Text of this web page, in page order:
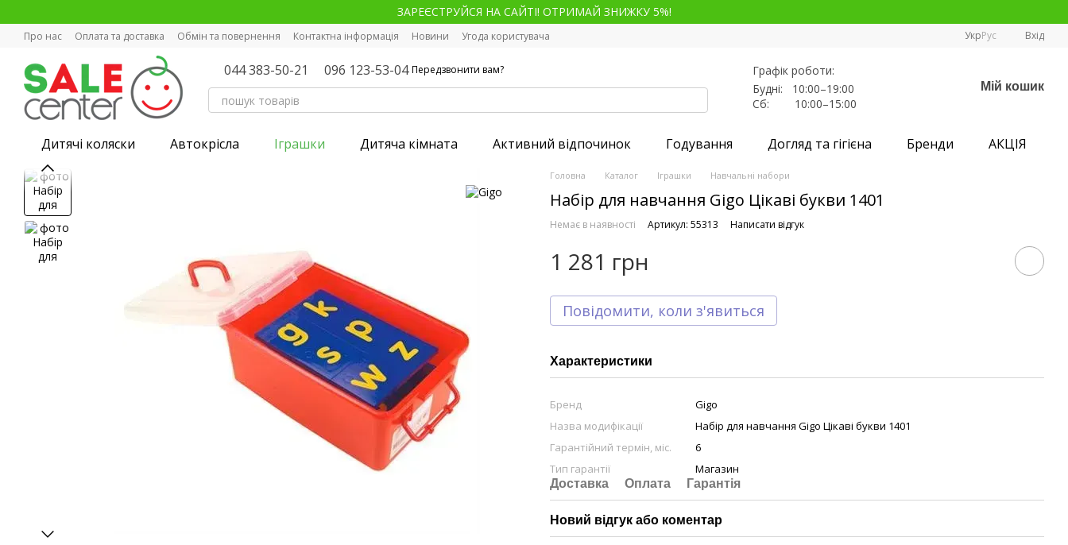
ЗАРЕЄСТРУЙСЯ НА САЙТІ! ОТРИМАЙ ЗНИЖКУ 5%!
Про нас Оплата та доставка Обмін та повернення Контактна інформація Новини Угода користувача УкрРус Вхід
044 383-50-21 096 123-53-04 Передзвонити вам?
Графік роботи:
Будні: 10:00–19:00
Сб: 10:00–15:00
Мій кошик
Дитячі коляски Автокрісла Іграшки Дитяча кімната Активний відпочинок Годування Догляд та гігієна Бренди АКЦІЯ
Головна Каталог Іграшки Навчальні набори
Набір для навчання Gigo Цікаві букви 1401
Немає в наявності Артикул: 55313 Написати відгук
1 281 грн
Повідомити, коли з'явиться
Характеристики
Бренд
Gigo
Назва модифікації
Набір для навчання Gigo Цікаві букви 1401
Гарантійний термін, міс.
6
Тип гарантії
Магазин
Доставка Оплата Гарантія
Новий відгук або коментар